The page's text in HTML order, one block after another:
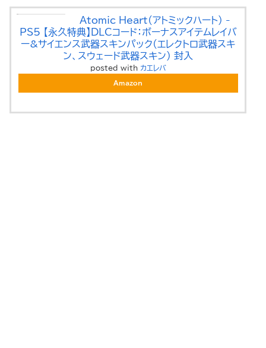
Atomic Heart(アトミックハート) -
PS5 【永久特典】DLCコード：ボーナスアイテムレイバ
ー&サイエンス武器スキンパック(エレクトロ武器スキ
ン、スウェード武器スキン) 封入
posted with カエレバ
Amazon